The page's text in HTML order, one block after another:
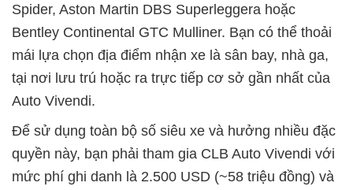
Spider, Aston Martin DBS Superleggera hoặc
Bentley Continental GTC Mulliner. Bạn có thể thoải
mái lựa chọn địa điểm nhận xe là sân bay, nhà ga,
tại nơi lưu trú hoặc ra trực tiếp cơ sở gần nhất của
Auto Vivendi.
Để sử dụng toàn bộ số siêu xe và hưởng nhiều đặc
quyền này, bạn phải tham gia CLB Auto Vivendi với
mức phí ghi danh là 2.500 USD (~58 triệu đồng) và